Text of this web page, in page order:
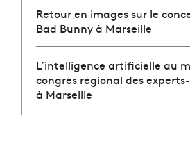
Retour en images sur le
Bad Bunny à Marseille
L’intelligence artificielle au
congrès régional des
à Marseille